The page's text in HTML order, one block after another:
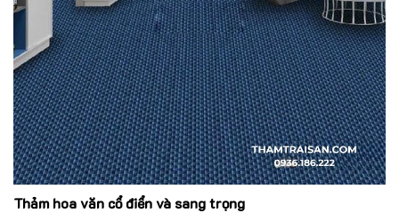
Thảm hoa văn cổ điển và sang trọng